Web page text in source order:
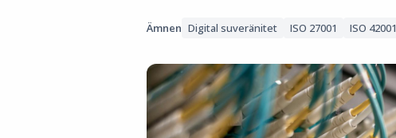
Ämnen Digital suveränitet ISO 27001 ISO 42001